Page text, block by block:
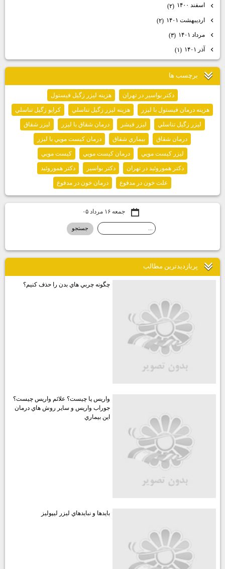
اسفند ۱۴۰۰
(۲)
اردیبهشت ۱۴۰۱
(۲)
مرداد ۱۴۰۱
(۳)
آذر ۱۴۰۱
(۱)
برچسب ها
دكتر بواسير در تهران هزينه ليزر زگيل فيستول
هزينه درمان فيستول با ليزر هزينه ليزر زگيل تناسلي كرايو زگيل تناسلي
ليزر زگيل تناسلي ليزر فيشر درمان شقاق با ليزر ليزر شقاق
درمان شقاق بيماري شقاق درمان كيست مويي با ليزر
ليزر كيست مويي درمان كيست مويي كيست مويي
دكتر هموروئيد در تهران دكتر بواسير دكتر هموروئيد
علت خون در مدفوع درمان خون در مدفوع
جمعه ۱۶ مرداد ۰۵
پربازديدترين مطالب
چگونه چربي هاي بدن را حذف كنيم؟
واريس پا چيست؟ علائم واريس چيست؟
جوراب واريس و ساير روش هاي درمان
اين بيماري
بايدها و نبايدهاي ليزر ليپوليز